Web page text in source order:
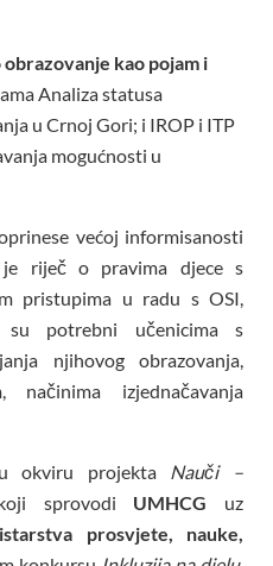
kao pojam i
Analiza statusa
u Crnoj Gori; i IROP i ITP
mogućnosti u
većoj informisanosti
je riječ o pravima djece s
pristupima u radu s OSI,
su potrebni učenicima s
njihovog obrazovanja,
načinima izjednačavanja
okviru projekta Nauči –
sprovodi UMHCG uz
prosvjete, nauke,